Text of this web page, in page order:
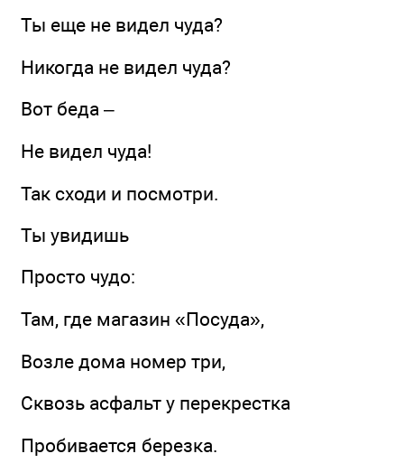
Ты еще не видел чуда?
Никогда не видел чуда?
Вот беда –
Не видел чуда!
Так сходи и посмотри.
Ты увидишь
Просто чудо:
Там, где магазин «Посуда»,
Возле дома номер три,
Сквозь асфальт у перекрестка
Пробивается березка.